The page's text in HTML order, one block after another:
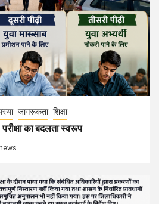
जागरूकता शिक्षा
का बदलता स्वरूप